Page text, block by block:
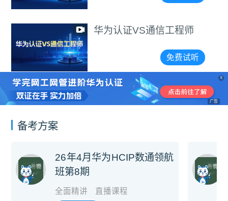
华为认证VS通信工程师
免费试听
X
广告
备考方案
26年4月华为HCIP数通领航
班第8期
全面精讲 直播课程